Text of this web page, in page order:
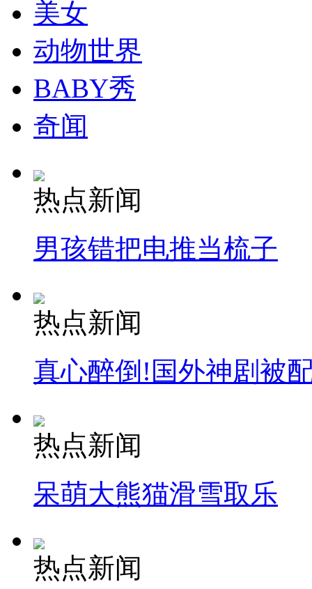
美女
动物世界
BABY秀
奇闻
热点新闻
男孩错把电推当梳子
热点新闻
真心醉倒!国外神剧被
热点新闻
呆萌大熊猫滑雪取乐
热点新闻